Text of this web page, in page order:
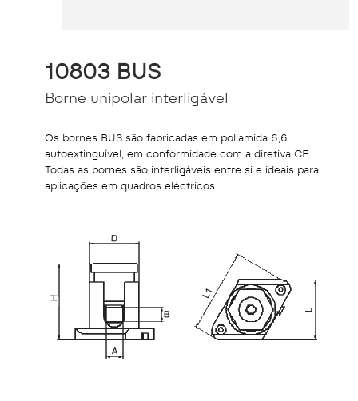
10803 BUS
Borne unipolar interligável
Os bornes BUS são fabricadas em poliamida 6,6
autoextinguível, em conformidade com a diretiva CE.
Todas as bornes são interligáveis entre si e ideais para
aplicações em quadros eléctricos.